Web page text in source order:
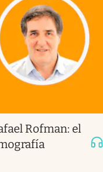
Rofman: el